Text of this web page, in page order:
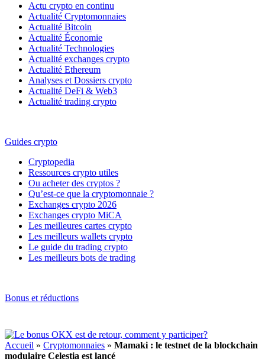
Actu crypto en continu
Actualité Cryptomonnaies
Actualité Bitcoin
Actualité Économie
Actualité Technologies
Actualité exchanges crypto
Actualité Ethereum
Analyses et Dossiers crypto
Actualité DeFi & Web3
Actualité trading crypto
Guides crypto
Cryptopedia
Ressources crypto utiles
Ou acheter des cryptos ?
Qu’est-ce que la cryptomonnaie ?
Exchanges crypto 2026
Exchanges crypto MiCA
Les meilleures cartes crypto
Les meilleurs wallets crypto
Le guide du trading crypto
Les meilleurs bots de trading
Bonus et réductions
Accueil » Cryptomonnaies » Mamaki : le testnet de la blockchain
modulaire Celestia est lancé